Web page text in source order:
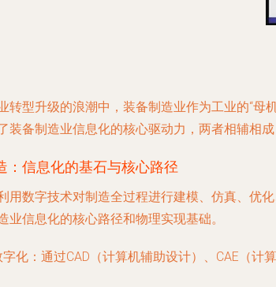
转型升级的浪潮中，装备制造业作为工业的“母
装备制造业信息化的核心驱动力，两者相辅相
：信息化的基石与核心路径
用数字技术对制造全过程进行建模、仿真、优
业信息化的核心路径和物理实现基础。
字化 ：通过CAD（计算机辅助设计）、CAE（